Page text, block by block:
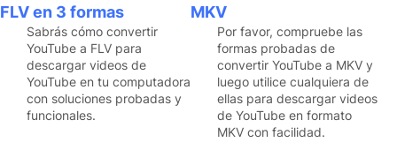
FLV en 3 formas
Sabrás cómo convertir
YouTube a FLV para
descargar videos de
YouTube en tu computadora
con soluciones probadas y
funcionales.
MKV
Por favor, compruebe las
formas probadas de
convertir YouTube a MKV y
luego utilice cualquiera de
ellas para descargar videos
de YouTube en formato
MKV con facilidad.